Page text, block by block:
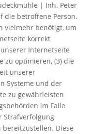
| Inh. Peter
die betroffene Person.
vielmehr benötigt, um
korrekt
Internetseite
zu optimieren, (3) die
unserer
Systeme und der
zu gewährleisten
im Falle
Strafverfolgung
Diese